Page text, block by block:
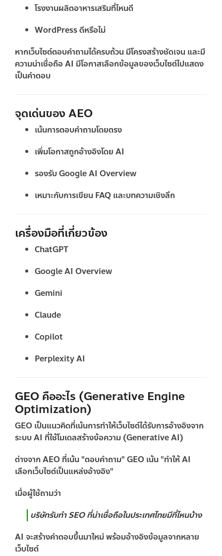
โรงงานผลิตอาหารเสริมที่ไหนดี
WordPress ดีหรือไม่
หากเว็บไซต์ตอบคำถามได้ครบถ้วน มีโครงสร้างชัดเจน และมี
ความน่าเชื่อถือ AI มีโอกาสเลือกข้อมูลของเว็บไซต์ไปแสดง
เป็นคำตอบ
จุดเด่นของ AEO
เน้นการตอบคำถามโดยตรง
เพิ่มโอกาสถูกอ้างอิงโดย AI
รองรับ Google AI Overview
เหมาะกับการเขียน FAQ และบทความเชิงลึก
เครื่องมือที่เกี่ยวข้อง
ChatGPT
Google AI Overview
Gemini
Claude
Copilot
Perplexity AI
GEO คืออะไร (Generative Engine
Optimization)
GEO เป็นแนวคิดที่เน้นการทำให้เว็บไซต์ได้รับการอ้างอิงจาก
ระบบ AI ที่ใช้โมเดลสร้างข้อความ (Generative AI)
ต่างจาก AEO ที่เน้น "ตอบคำถาม" GEO เน้น "ทำให้ AI
เลือกเว็บไซต์เป็นแหล่งอ้างอิง"
เมื่อผู้ใช้ถามว่า
บริษัทรับทำ SEO ที่น่าเชื่อถือในประเทศไทยมีที่ไหนบ้าง
AI จะสร้างคำตอบขึ้นมาใหม่ พร้อมอ้างอิงข้อมูลจากหลาย
เว็บไซต์